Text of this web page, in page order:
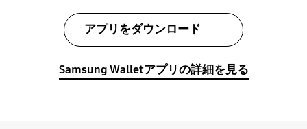
アプリをダウンロード
Samsung Walletアプリの詳細を見る